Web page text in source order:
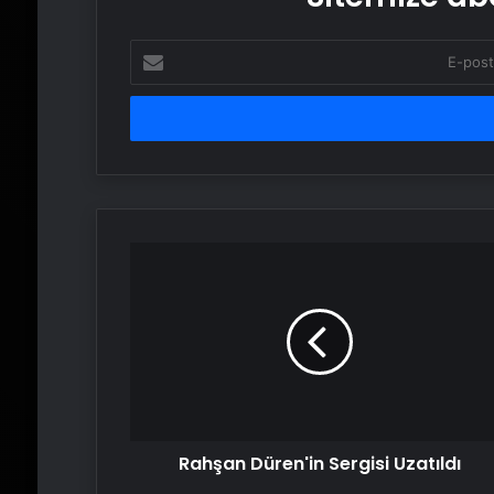
posta
adresinizi
Rahşan Düren'in Sergisi Uzatıldı